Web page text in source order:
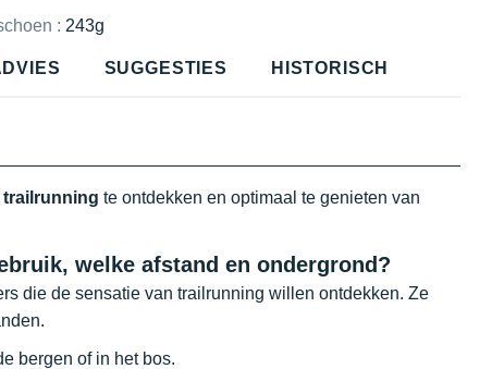
: 243g
SUGGESTIES HISTORISCH
trailrunning te ontdekken en optimaal te genieten van
welke afstand en ondergrond?
die de sensatie van trailrunning willen ontdekken. Ze
bergen of in het bos.